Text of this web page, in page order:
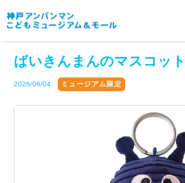
ばいきんまんのマスコット
2026/06/04 ミュージアム限定